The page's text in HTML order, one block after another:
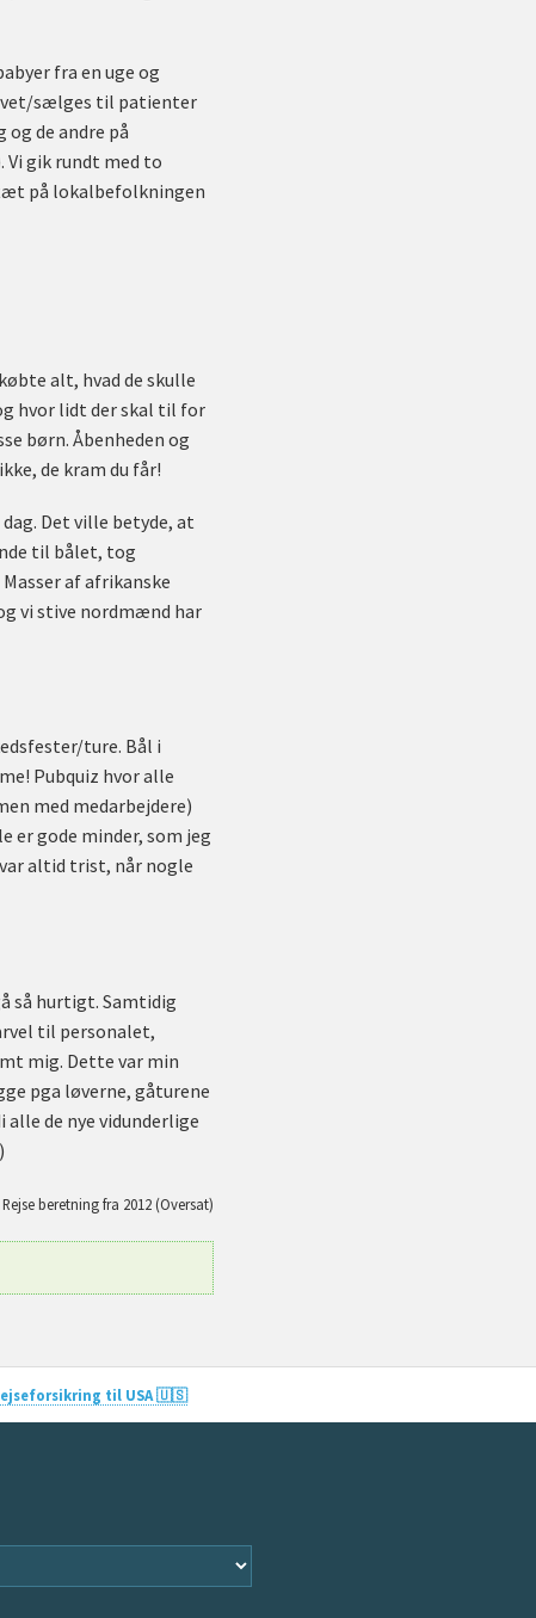
fra en uge og
sælges til patienter
de andre på
Vi gik rundt med to
på lokalbefolkningen
alt, hvad de skulle
hvor lidt der skal til for
børn. Åbenheden og
de kram du får!
Det ville betyde, at
til bålet, tog
af afrikanske
vi stive nordmænd har
ture. Bål i
Pubquiz hvor alle
med medarbejdere)
er gode minder, som jeg
altid trist, når nogle
så hurtigt. Samtidig
til personalet,
mig. Dette var min
pga løverne, gåturene
de nye vidunderlige
Rejse beretning fra 2012 (Oversat)
til USA 🇺🇸